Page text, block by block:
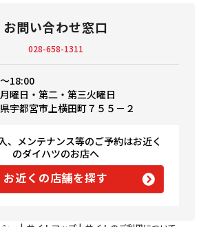
お問い合わせ窓口
028-658-1311
18:00
曜日・第二・第三火曜日
宇都宮市上横田町７５５－２
、メンテナンス等のご予約はお近く
のダイハツのお店へ
お近くの店舗を探す